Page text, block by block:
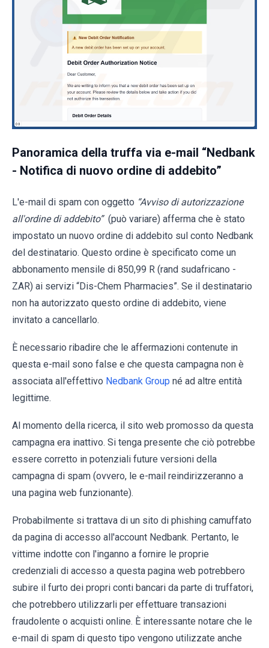
Panoramica della truffa via e-mail “Nedbank
- Notifica di nuovo ordine di addebito”
L'e-mail di spam con oggetto “Avviso di autorizzazione
all'ordine di addebito” (può variare) afferma che è stato
impostato un nuovo ordine di addebito sul conto Nedbank
del destinatario. Questo ordine è specificato come un
abbonamento mensile di 850,99 R (rand sudafricano -
ZAR) ai servizi “Dis-Chem Pharmacies”. Se il destinatario
non ha autorizzato questo ordine di addebito, viene
invitato a cancellarlo.
È necessario ribadire che le affermazioni contenute in
questa e-mail sono false e che questa campagna non è
associata all'effettivo Nedbank Group né ad altre entità
legittime.
Al momento della ricerca, il sito web promosso da questa
campagna era inattivo. Si tenga presente che ciò potrebbe
essere corretto in potenziali future versioni della
campagna di spam (ovvero, le e-mail reindirizzeranno a
una pagina web funzionante).
Probabilmente si trattava di un sito di phishing camuffato
da pagina di accesso all'account Nedbank. Pertanto, le
vittime indotte con l'inganno a fornire le proprie
credenziali di accesso a questa pagina web potrebbero
subire il furto dei propri conti bancari da parte di truffatori,
che potrebbero utilizzarli per effettuare transazioni
fraudolente o acquisti online. È interessante notare che le
e-mail di spam di questo tipo vengono utilizzate anche